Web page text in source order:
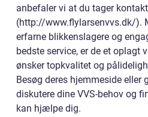
anbefaler vi at du tager
(http://www.flylarsenvvs.dk/).
erfarne blikkenslagere og
bedste service, er de et oplagt
ønsker topkvalitet og
Besøg deres hjemmeside eller
diskutere dine VVS-behov og
kan hjælpe dig.